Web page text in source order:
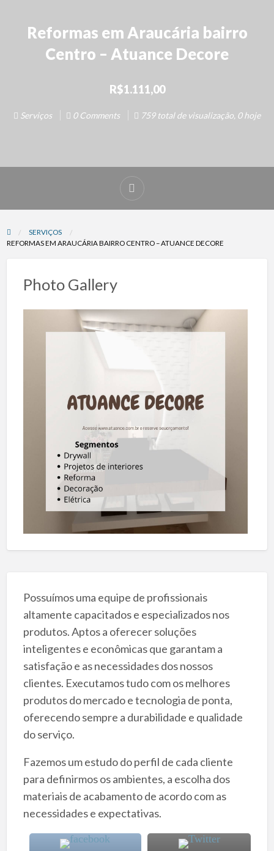
Reformas em Araucária bairro
Centro – Atuance Decore
R$1.111,00
Serviços 0 Comments 759 total de visualização, 0 hoje
SERVIÇOS
REFORMAS EM ARAUCÁRIA BAIRRO CENTRO – ATUANCE DECORE
Photo Gallery
Possuímos uma equipe de profissionais
altamente capacitados e especializados nos
produtos. Aptos a oferecer soluções
inteligentes e econômicas que garantam a
satisfação e as necessidades dos nossos
clientes. Executamos tudo com os melhores
produtos do mercado e tecnologia de ponta,
oferecendo sempre a durabilidade e qualidade
do serviço.
Fazemos um estudo do perfil de cada cliente
para definirmos os ambientes, a escolha dos
materiais de acabamento de acordo com as
necessidades e expectativas.